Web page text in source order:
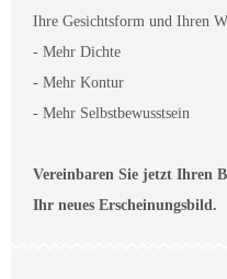
Ihre Gesichtsform und Ihren
- Mehr Dichte
- Mehr Kontur
- Mehr Selbstbewusstsein
Vereinbaren Sie jetzt Ihren
Ihr neues Erscheinungsbild.